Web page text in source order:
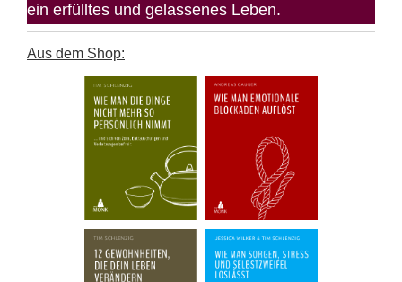
ein erfülltes und gelassenes Leben.
Aus dem Shop: